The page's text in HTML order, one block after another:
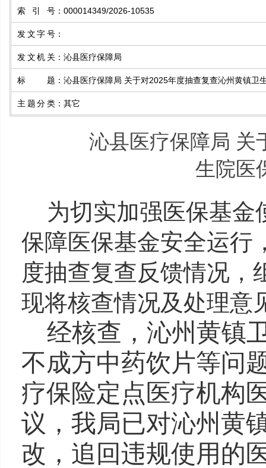
索引号 ： 000014349/2026-10535
发文字号 ：
发文机关 ： 沁县医疗保障局
标题 ： 沁县医疗保障局 关于对2025年度抽查复查沁州黄镇卫
主题分类 ： 其它
沁县医疗保障局 关
生院医
为切实加强医保基
保障医保基金安全运行
度抽查复查反馈情况，
现将核查情况及处理意
经核查，沁州黄镇
不成方中药饮片等问
疗保险定点医疗机构
议，我局已对沁州黄
改，追回违规使用的